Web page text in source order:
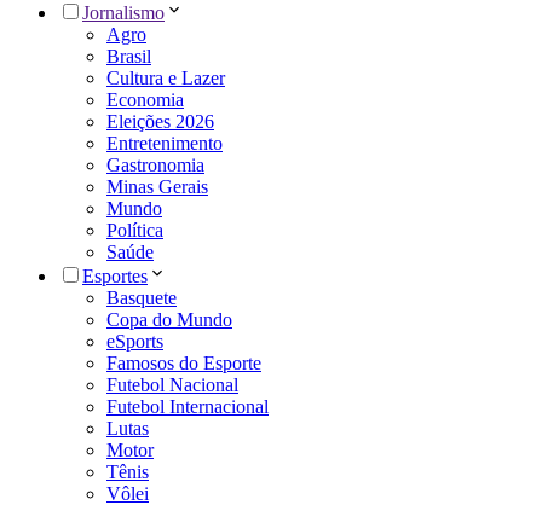
Jornalismo
Agro
Brasil
Cultura e Lazer
Economia
Eleições 2026
Entretenimento
Gastronomia
Minas Gerais
Mundo
Política
Saúde
Esportes
Basquete
Copa do Mundo
eSports
Famosos do Esporte
Futebol Nacional
Futebol Internacional
Lutas
Motor
Tênis
Vôlei